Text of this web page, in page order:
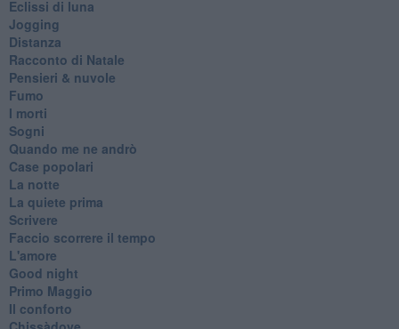
Eclissi di luna
Jogging
Distanza
Racconto di Natale
Pensieri & nuvole
Fumo
I morti
Sogni
Quando me ne andrò
Case popolari
La notte
La quiete prima
Scrivere
Faccio scorrere il tempo
L'amore
Good night
Primo Maggio
Il conforto